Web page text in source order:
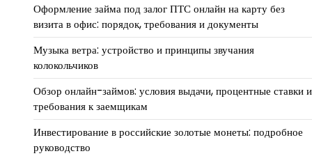
Оформление займа под залог ПТС онлайн на карту без
визита в офис: порядок, требования и документы
Музыка ветра: устройство и принципы звучания
колокольчиков
Обзор онлайн-займов: условия выдачи, процентные ставки и
требования к заемщикам
Инвестирование в российские золотые монеты: подробное
руководство